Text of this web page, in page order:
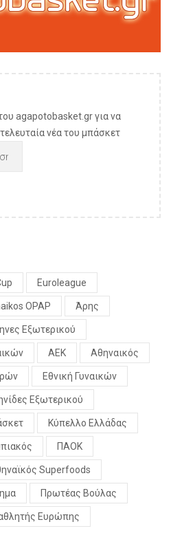
agapotobasket.gr για να
νέα του μπάσκετ
Euroleague
OPAP Άρης
Εξωτερικού
ΑΕΚ Αθηναικός
Εθνική Γυναικών
Εξωτερικού
Κύπελλο Ελλάδας
ΠΑΟΚ
Superfoods
Πρωτέας Βούλας
Ευρώπης